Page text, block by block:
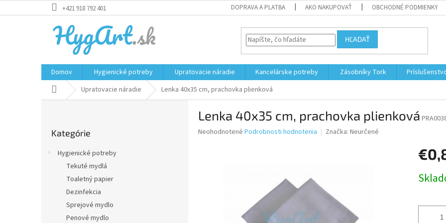
na
+421 918 792 401 DOPRAVA A PLATBA AKO NAKUPOVAŤ OBCHODNÉ PODMIENKY
HĽADAŤ
Domov Hygienické potreby Upratovacie náradie Kancelárske potreby Zásobníky Tork
DomovUpratovacie náradie Lenka 40x35 cm, prachovka plienková
kategórie
Kategórie
Hygienické potreby
Tekuté mydlá
Toaletný papier
Dezinfekcia
Sprejové mydlo
Penové mydlo
Lenka 40x35 cm, prachovka plienková
Priemerné
Neohodnotené Podrobnosti hodnotenia Značka: Neurčené
cena: